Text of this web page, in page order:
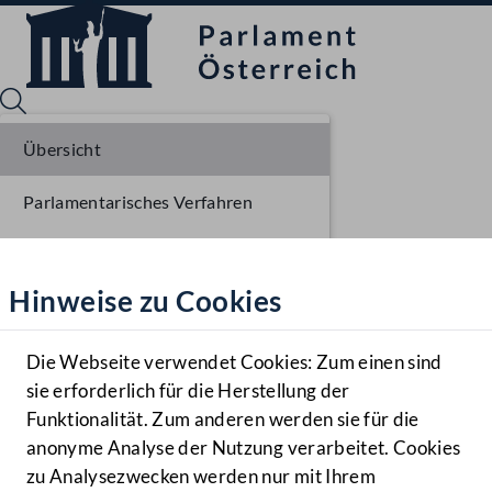
Hilfe
Benutzer
Navigationsmenü öffnen
MENÜ
Hinweise zu Cookies
Die Webseite verwendet Cookies: Zum einen sind
sie erforderlich für die Herstellung der
Funktionalität. Zum anderen werden sie für die
anonyme Analyse der Nutzung verarbeitet. Cookies
zu Analysezwecken werden nur mit Ihrem
Übersicht
Parlamentarisches Verfahren